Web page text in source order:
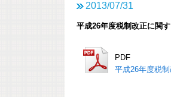
2013/07/31
平成26年度税制改正に関
PDF
平成26年度税